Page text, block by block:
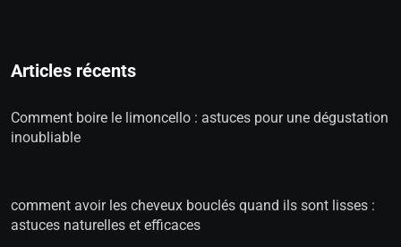
Articles récents
Comment boire le limoncello : astuces pour une dégustation
inoubliable
comment avoir les cheveux bouclés quand ils sont lisses :
astuces naturelles et efficaces